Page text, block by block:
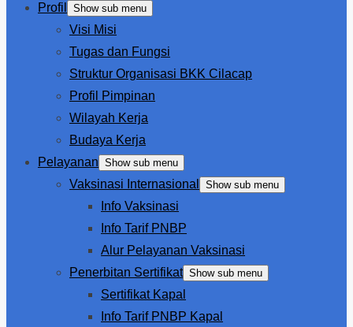
Profil
Show sub menu
Visi Misi
Tugas dan Fungsi
Struktur Organisasi BKK Cilacap
Profil Pimpinan
Wilayah Kerja
Budaya Kerja
Pelayanan Show sub menu
Vaksinasi Internasional Show sub menu
Info Vaksinasi
Info Tarif PNBP
Alur Pelayanan Vaksinasi
Penerbitan Sertifikat Show sub menu
Sertifikat Kapal
Info Tarif PNBP Kapal